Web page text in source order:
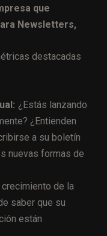
que
Newsletters,
destacadas
¿Estás lanzando
¿Entienden
a su boletín
nuevas formas de
de la
saber que su
están